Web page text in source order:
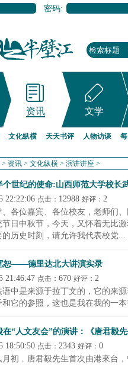
密码:
资讯 文学
文化纵横 天天书评 人物访谈
> 资讯 > 文化纵横 > 演讲讲座 >
个世纪的使命:山西师范大学校长
22:22:06 点击： 12988 好评： 2
各位嘉宾、各位校友，老师们
日中秋节，今天，又怀着无比
历史时刻，请允许我代表校党...
恕——德里达北大讲演实录
21:46:47 点击： 670 好评： 2
语中是来源于拉丁文的，它的来
它的参照，这也是我在我的一
在“人文友会”的演讲：《唐君毅先
18:50:50 点击： 2343 好评： 0
月初﹐唐君毅先生首次由港來台